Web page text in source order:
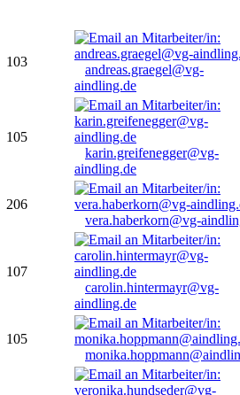
103
andreas.graegel@vg-
aindling.de
105
karin.greifenegger@vg-
aindling.de
206
vera.haberkorn@vg-
107
carolin.hintermayr@vg-
aindling.de
105